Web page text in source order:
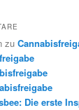
zu
Die erste